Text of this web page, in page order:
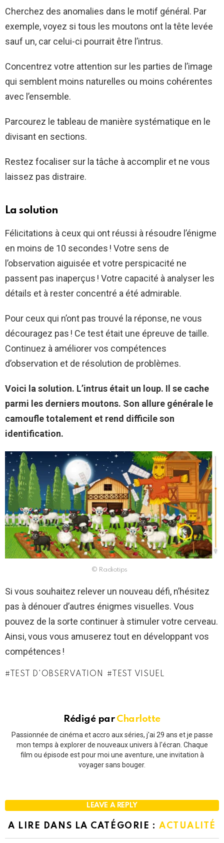
Cherchez des anomalies dans le motif général. Par
exemple, voyez si tous les moutons ont la tête levée
sauf un, car celui-ci pourrait être l’intrus.
Concentrez votre attention sur les parties de l’image
qui semblent moins naturelles ou moins cohérentes
avec l’ensemble.
Parcourez le tableau de manière systématique en le
divisant en sections.
Restez focaliser sur la tâche à accomplir et ne vous
laissez pas distraire.
La solution
Félicitations à ceux qui ont réussi à résoudre l’énigme
en moins de 10 secondes ! Votre sens de
l’observation aiguisée et votre perspicacité ne
passent pas inaperçus ! Votre capacité à analyser les
détails et à rester concentré a été admirable.
Pour ceux qui n’ont pas trouvé la réponse, ne vous
découragez pas ! Ce test était une épreuve de taille.
Continuez à améliorer vos compétences
d’observation et de résolution de problèmes.
Voici la solution. L’intrus était un loup. Il se cache
parmi les derniers moutons. Son allure générale le
camoufle totalement et rend difficile son
identification.
© Radiotips
Si vous souhaitez relever un nouveau défi, n’hésitez
pas à dénouer d’autres énigmes visuelles. Vous
pouvez de la sorte continuer à stimuler votre cerveau.
Ainsi, vous vous amuserez tout en développant vos
compétences !
TEST D'OBSERVATION TEST VISUEL
Rédigé par Charlotte
Passionnée de cinéma et accro aux séries, j'ai 29 ans et je passe
mon temps à explorer de nouveaux univers à l'écran. Chaque
film ou épisode est pour moi une aventure, une invitation à
voyager sans bouger.
LEAVE A REPLY
A LIRE DANS LA CATÉGORIE : ACTUALITÉ